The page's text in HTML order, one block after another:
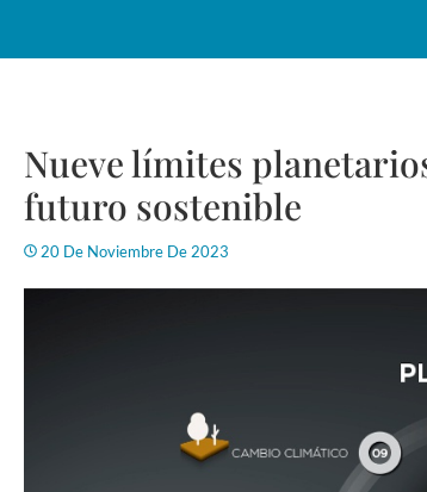
Nueve límites
futuro sostenible
20 De Noviembre De 2023